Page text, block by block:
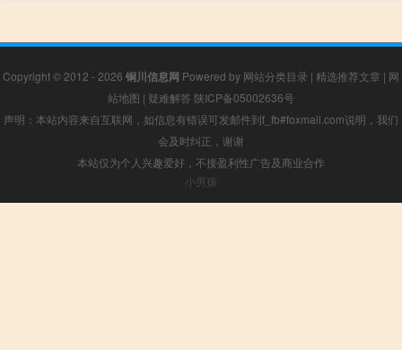
Copyright © 2012 - 2026 铜川信息网 Powered by 网站分类目录 | 精选推荐文章 | 网
站地图 | 疑难解答 陕ICP备05002636号
声明：本站内容来自互联网，如信息有错误可发邮件到f_fb#foxmail.com说明，我们
会及时纠正，谢谢
本站仅为个人兴趣爱好，不接盈利性广告及商业合作
小男孩